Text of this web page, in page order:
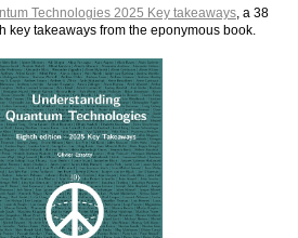
Technologies 2025 Key takeaways, a 38
key takeaways from the eponymous book.